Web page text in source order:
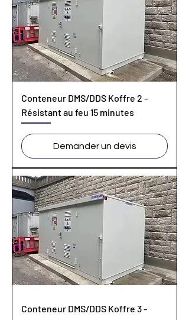
Conteneur DMS/DDS Koffre 2 -
Résistant au feu 15 minutes
Demander un devis
Conteneur DMS/DDS Koffre 3 -